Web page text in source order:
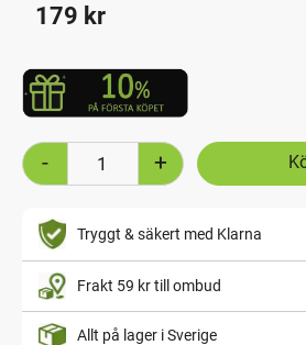
179 kr
+
-
Tryggt & säkert med Klarna
Frakt 59 kr till ombud
Allt på lager i Sverige